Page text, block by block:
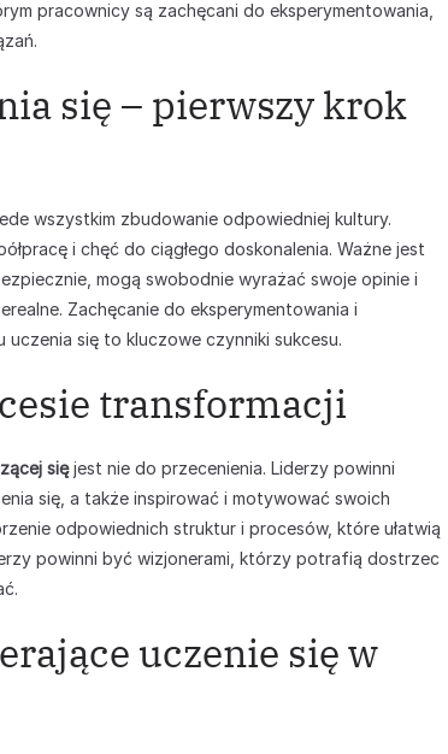
pracownicy są zachęcani do eksperymentowania,
się – pierwszy krok
wszystkim zbudowanie odpowiedniej kultury.
i chęć do ciągłego doskonalenia. Ważne jest
mogą swobodnie wyrażać swoje opinie i
Zachęcanie do eksperymentowania i
uczenia się to kluczowe czynniki sukcesu.
transformacji
sięjest nie do przecenienia. Liderzy powinni
się, a także inspirować i motywować swoich
odpowiednich struktur i procesów, które ułatwią
powinni być wizjonerami, którzy potrafią dostrzec
uczenie się w